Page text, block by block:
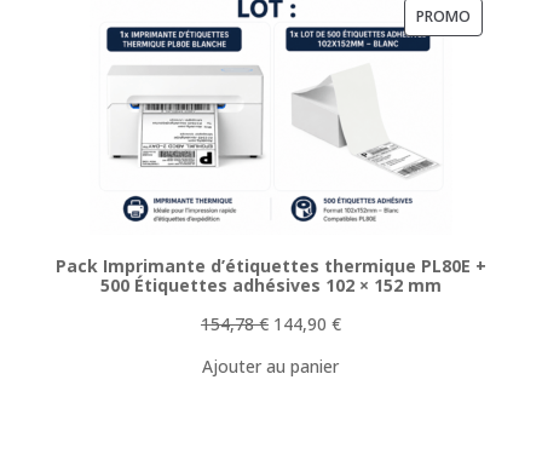
PROMO
Pack Imprimante d’étiquettes thermique PL80E +
500 Étiquettes adhésives 102 × 152 mm
154,78€ Le
initial
144,90 €Le
Ajouter au panier